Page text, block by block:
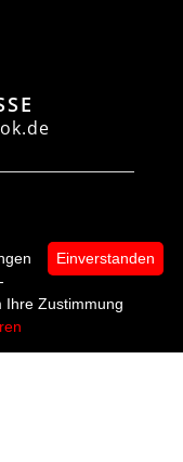
Einverstanden
Ihre Zustimmung